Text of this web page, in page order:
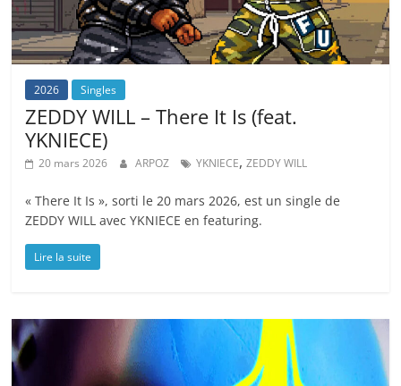
2026 Singles
ZEDDY WILL – There It Is (feat.
YKNIECE)
20 mars 2026 ARPOZ YKNIECE,ZEDDY WILL
« There It Is », sorti le 20 mars 2026, est un single de
ZEDDY WILL avec YKNIECE en featuring.
Lire la suite